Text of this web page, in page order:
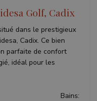
Golf, Cadix
dans le prestigieux
Cadix. Ce bien
parfaite de confort
idéal pour les
Bains: